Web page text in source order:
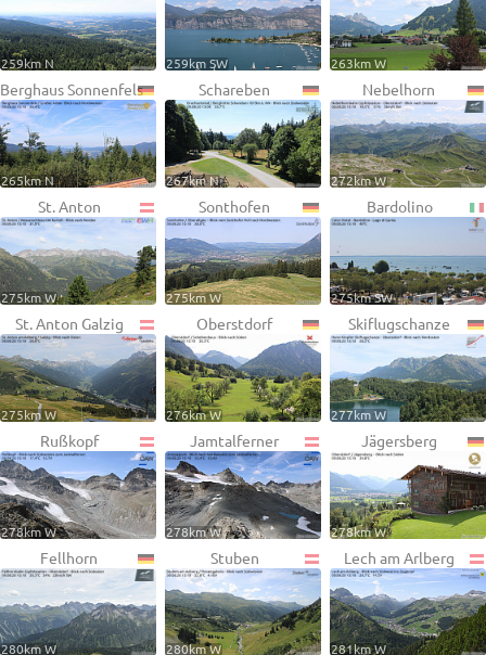
259km N 259km SW 263km W
Berghaus Sonnenfels
265km N
Schareben
267km N
Nebelhorn
272km W
St. Anton
275km W
Sonthofen
275km W
Bardolino
275km SW
St. Anton Galzig
275km W
Oberstdorf
276km W
Skiflugschanze
277km W
Rußkopf
278km W
Jamtalferner
278km W
Jägersberg
278km W
Fellhorn
280km W
Stuben
280km W
Lech am Arlberg
281km W